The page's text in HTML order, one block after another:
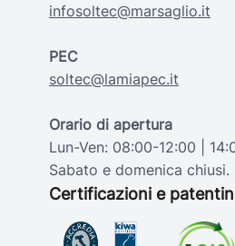
infosoltec@marsaglio.it
PEC
soltec@lamiapec.it
Orario di apertura
Lun-Ven: 08:00-12:00 |
Sabato e domenica chiusi.
Certificazioni e